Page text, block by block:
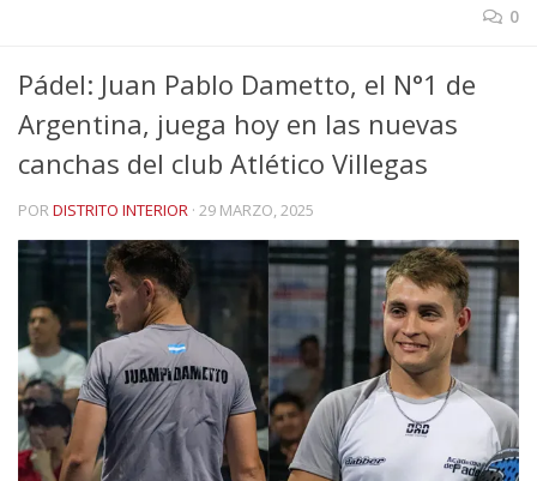
0
Pádel: Juan Pablo Dametto, el N°1 de
Argentina, juega hoy en las nuevas
canchas del club Atlético Villegas
PORDISTRITO INTERIOR · 29 MARZO, 2025